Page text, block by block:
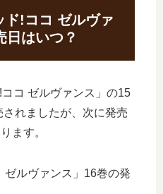
ド!ココ ゼルヴァ
日はいつ？
コ ゼルヴァンス」の15
れましたが、次に発売
ます。
ゼルヴァンス」16巻の発